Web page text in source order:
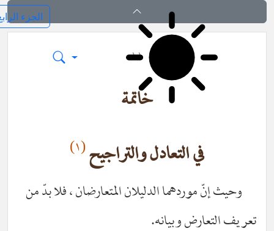
فرائد الاصول (رسائل)
خاتمة
في التعادل والتراجيح(١)
وحيث إنّ موردهما الدليلان المتعارضان ، فلا بدّ من
التعارض وبيانه.